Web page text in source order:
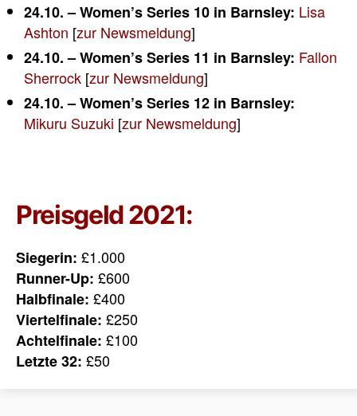
24.10. – Women’s Series 10 in Barnsley: Lisa
Ashton [zur Newsmeldung]
24.10. – Women’s Series 11 in Barnsley: Fallon
Sherrock [zur Newsmeldung]
24.10. – Women’s Series 12 in Barnsley:
Mikuru Suzuki [zur Newsmeldung]
Preisgeld 2021:
Siegerin: £1.000
Runner-Up: £600
Halbfinale: £400
Viertelfinale: £250
Achtelfinale: £100
Letzte 32: £50